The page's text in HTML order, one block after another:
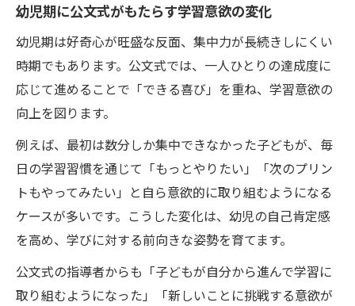
幼児期に公文式がもたらす学習意欲の変化
幼児期は好奇心が旺盛な反面、集中力が長続きしにくい
時期でもあります。公文式では、一人ひとりの達成度に
応じて進めることで「できる喜び」を重ね、学習意欲の
向上を図ります。
例えば、最初は数分しか集中できなかった子どもが、毎
日の学習習慣を通じて「もっとやりたい」「次のプリン
トもやってみたい」と自ら意欲的に取り組むようになる
ケースが多いです。こうした変化は、幼児の自己肯定感
を高め、学びに対する前向きな姿勢を育てます。
公文式の指導者からも「子どもが自分から進んで学習に
取り組むようになった」「新しいことに挑戦する意欲が